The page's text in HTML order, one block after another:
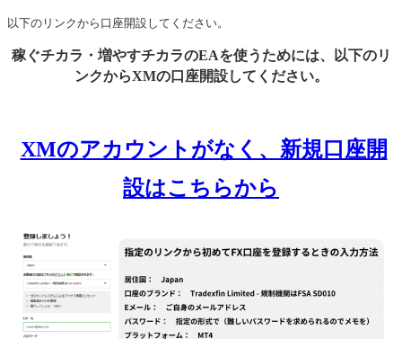
以下のリンクから口座開設してください。
稼ぐチカラ・増やすチカラのEAを使うためには、以下のリ
ンクからXMの口座開設してください。
XMのアカウントがなく、新規口座開
設はこちらから